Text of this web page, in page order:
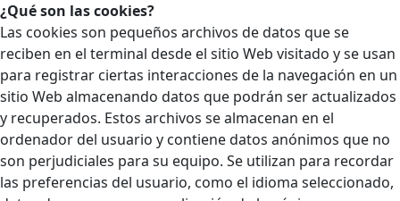
¿Qué son las cookies?
Las cookies son pequeños archivos de datos que se
reciben en el terminal desde el sitio Web visitado y se usan
para registrar ciertas interacciones de la navegación en un
sitio Web almacenando datos que podrán ser actualizados
y recuperados. Estos archivos se almacenan en el
ordenador del usuario y contiene datos anónimos que no
son perjudiciales para su equipo. Se utilizan para recordar
las preferencias del usuario, como el idioma seleccionado,